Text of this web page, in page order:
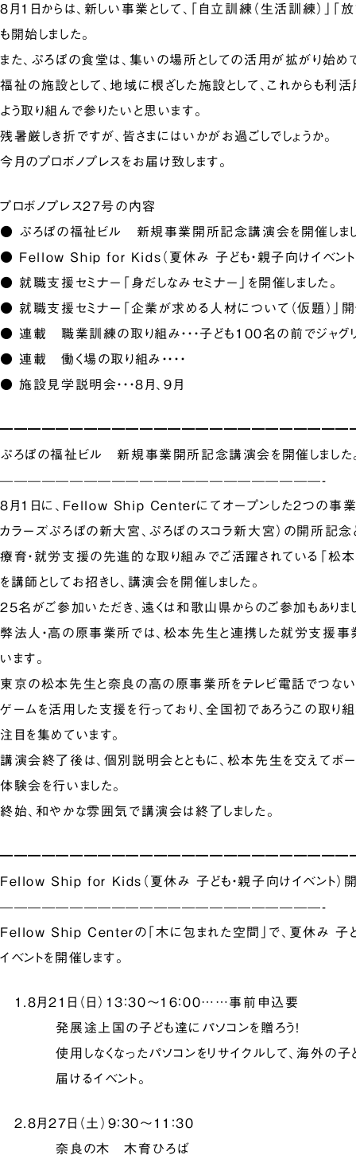
8月1日からは、新しい事業として、「自立訓練（生活訓練）」「
も開始しました。
また、ぷろぼの食堂は、集いの場所としての活用が拡がり始め
福祉の施設として、地域に根ざした施設として、これからも利
よう取り組んで参りたいと思います。
残暑厳しき折ですが、皆さまにはいかがお過ごしでしょうか。
今月のプロボノプレスをお届け致します。
プロボノプレス27号の内容
● ぷろぼの福祉ビル 新規事業開所記念講演会を開催しま
● Fellow Ship for Kids（夏休み 子ども・親子向けイベント
● 就職支援セミナー「身だしなみセミナー」を開催しました。
● 就職支援セミナー「企業が求める人材について（仮題）」開
● 連載 職業訓練の取り組み・・・子ども100名の前でジャグ
● 連載 働く場の取り組み・・・・
● 施設見学説明会・・・8月、9月
ぷろぼの福祉ビル 新規事業開所記念講演会を開催しました
———————————————————————-
8月1日に、Fellow Ship Centerにてオープンした2つの事業
カラーズぷろぼの新大宮、ぷろぼのスコラ新大宮）の開所記念
療育・就労支援の先進的な取り組みでご活躍されている「松
を講師としてお招きし、講演会を開催しました。
25名がご参加いただき、遠くは和歌山県からのご参加もありま
弊法人・高の原事業所では、松本先生と連携した就労支援事
います。
東京の松本先生と奈良の高の原事業所をテレビ電話でつない
ゲームを活用した支援を行っており、全国初であろうこの取り組
注目を集めています。
講演会終了後は、個別説明会とともに、松本先生を交えてボ
体験会を行いました。
終始、和やかな雰囲気で講演会は終了しました。
Fellow Ship for Kids（夏休み 子ども・親子向けイベント）
———————————————————————-
Fellow Ship Centerの「木に包まれた空間」で、夏休み 子
イベントを開催します。
1.8月21日（日）13：30～16：00……事前申込要
発展途上国の子ども達にパソコンを贈ろう！
使用しなくなったパソコンをリサイクルして、海外の子
届けるイベント。
2.8月27日（土）9：30～11：30
奈良の木 木育ひろば